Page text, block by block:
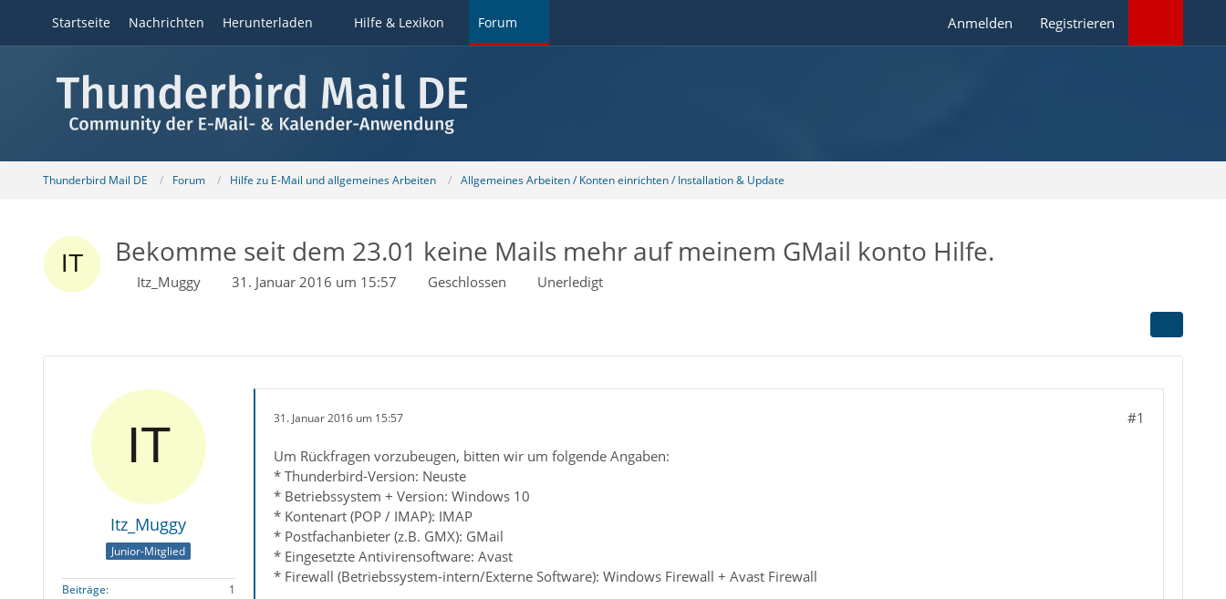
Startseite Nachrichten Herunterladen Hilfe & Lexikon Forum Anmelden Registrieren
Thunderbird Mail DE Forum Hilfe zu E-Mail und allgemeines Arbeiten Allgemeines Arbeiten / Konten einrichten / Installation & Update
Bekomme seit dem 23.01 keine Mails mehr auf meinem GMail konto Hilfe.
Itz_Muggy 31. Januar 2016 um 15:57 Geschlossen Unerledigt
Itz_Muggy
Junior-Mitglied
Beiträge
1
31. Januar 2016 um 15:57 #1
Um Rückfragen vorzubeugen, bitten wir um folgende Angaben:
* Thunderbird-Version: Neuste
* Betriebssystem + Version: Windows 10
* Kontenart (POP / IMAP): IMAP
* Postfachanbieter (z.B. GMX): GMail
* Eingesetzte Antivirensoftware: Avast
* Firewall (Betriebssystem-intern/Externe Software): Windows Firewall + Avast Firewall